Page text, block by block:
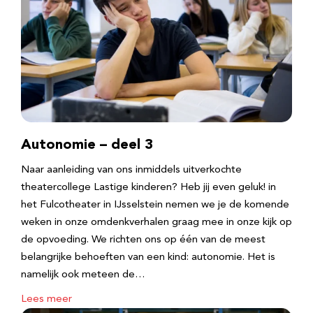
Autonomie – deel 3
Naar aanleiding van ons inmiddels uitverkochte
theatercollege Lastige kinderen? Heb jij even geluk! in
het Fulcotheater in IJsselstein nemen we je de komende
weken in onze omdenkverhalen graag mee in onze kijk op
de opvoeding. We richten ons op één van de meest
belangrijke behoeften van een kind: autonomie. Het is
namelijk ook meteen de…
Lees meer